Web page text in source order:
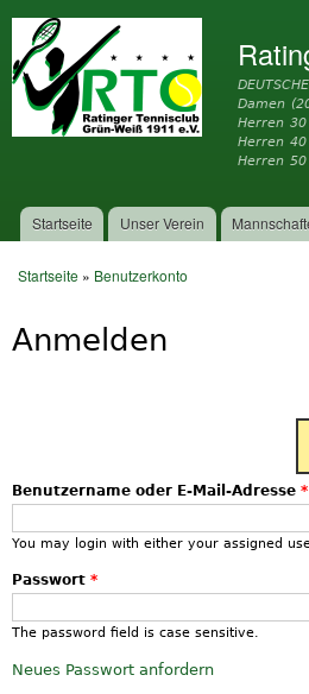
Damen
Herren
Herren
Herren 50
Hauptmenü
Startseite Unser Verein
Startseite » Benutzerkonto
Anmelden
Benutzername oder E-Mail-Adresse *
You may login with either your assigned
Passwort *
The password field is case sensitive.
Neues Passwort anfordern